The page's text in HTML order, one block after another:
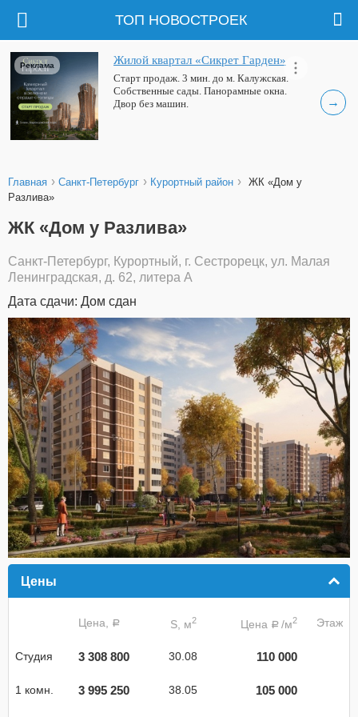
ТОП НОВОСТРОЕК
→
Жилой квартал «Сикрет Гарден»
Старт продаж. 3 мин. до м. Калужская.
Собственные сады. Панорамные окна.
Двор без машин.
Реклама
Главная › Санкт-Петербург › Курортный район › ЖК «Дом у
Разлива»
ЖК «Дом у Разлива»
Санкт-Петербург, Курортный, г. Сестрорецк, ул. Малая
Ленинградская, д. 62, литера А
Дата сдачи: Дом сдан
Цены
Цена, a S, м2 Цена a /м2 Этаж
Студия 3 308 800 30.08 110 000
1 комн. 3 995 250 38.05 105 000